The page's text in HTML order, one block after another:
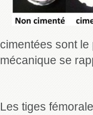
cimentées sont
mécanique se
Les tiges